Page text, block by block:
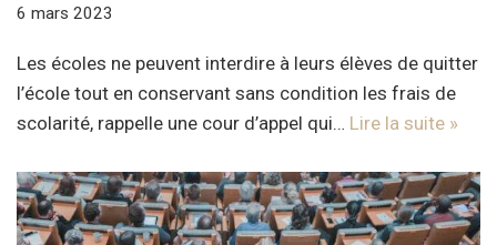
6 mars 2023
Les écoles ne peuvent interdire à leurs élèves de quitter
l’école tout en conservant sans condition les frais de
scolarité, rappelle une cour d’appel qui… Lire la suite »